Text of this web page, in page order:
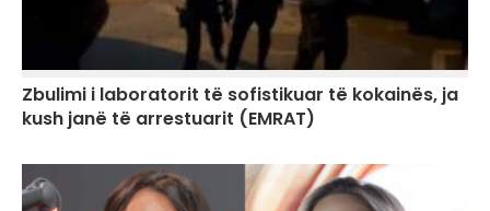
Zbulimi i laboratorit të sofistikuar të kokainës, ja
kush janë të arrestuarit (EMRAT)